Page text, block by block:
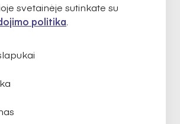
svetainėje sutinkate su
politika.